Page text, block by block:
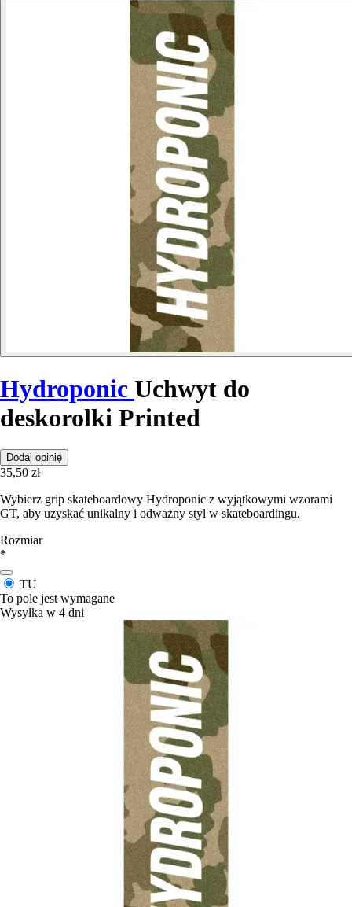
Hydroponic Uchwyt do
deskorolki Printed
Dodaj opinię
35,50 zł
Wybierz grip skateboardowy Hydroponic z wyjątkowymi wzorami
GT, aby uzyskać unikalny i odważny styl w skateboardingu.
Rozmiar
*
TU
To pole jest wymagane
Wysyłka w 4 dni